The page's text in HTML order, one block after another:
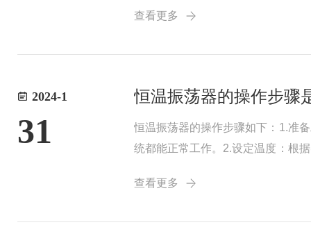
3、药物研发：在...
查看更多
2024-1
31
恒温振荡器的操作步骤
恒温振荡器的操作步骤如下：1.准
统都能正常工作。2.设定温度：根
验。4.启动振...
查看更多